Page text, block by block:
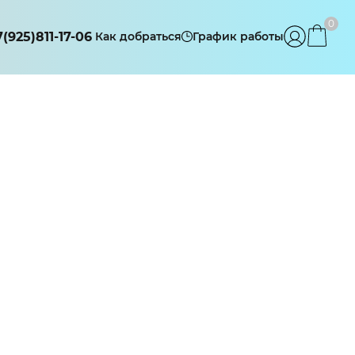
17-06 Как добраться График работы
0